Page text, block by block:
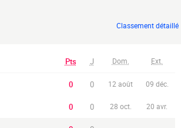
Classement détaillé
Pts J Dom. Ext.
0 0 12 août 09 déc.
0 0 28 oct. 20 avr.